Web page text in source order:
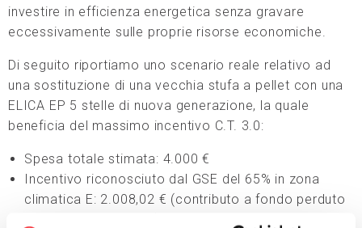
investire in efficienza energetica senza gravare
eccessivamente sulle proprie risorse economiche.
Di seguito riportiamo uno scenario reale relativo ad
una sostituzione di una vecchia stufa a pellet con una
ELICA EP 5 stelle di nuova generazione, la quale
beneficia del massimo incentivo C.T. 3.0:
Spesa totale stimata: 4.000 €
Incentivo riconosciuto dal GSE del 65% in zona
climatica E: 2.008,02 € (contributo a fondo perduto